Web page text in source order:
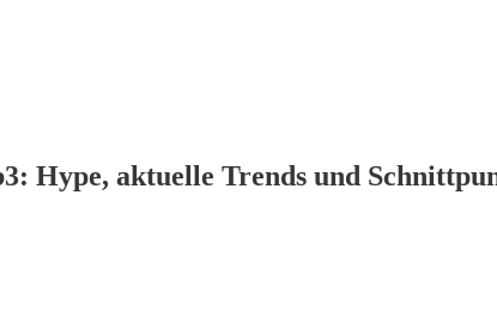
Hype, aktuelle Trends und